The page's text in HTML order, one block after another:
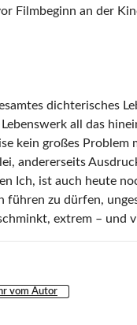
Filmbeginn an der
dichterisches
all das
kein großes Problem
andererseits
Ich, ist auch heute
zu dürfen,
extrem – und
vom Autor